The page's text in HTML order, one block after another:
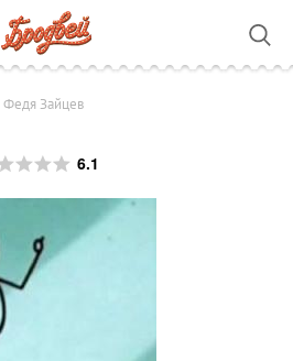
Федя Зайцев
6.1